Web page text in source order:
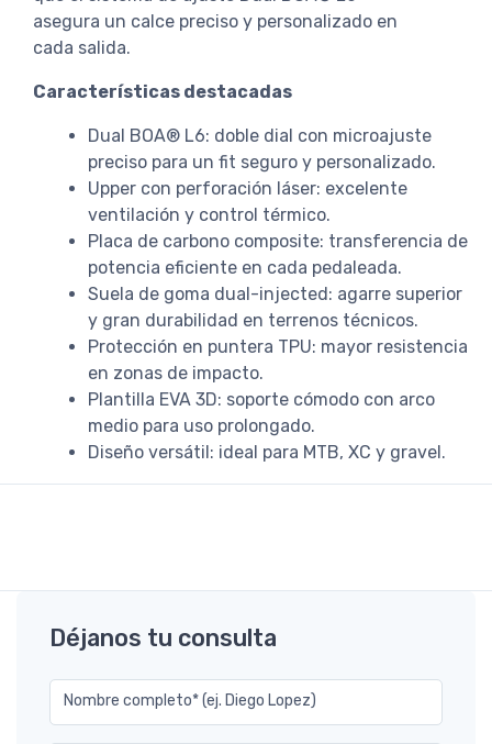
asegura un calce preciso y personalizado en
cada salida.
Características destacadas
Dual BOA® L6: doble dial con microajuste
preciso para un fit seguro y personalizado.
Upper con perforación láser: excelente
ventilación y control térmico.
Placa de carbono composite: transferencia de
potencia eficiente en cada pedaleada.
Suela de goma dual-injected: agarre superior
y gran durabilidad en terrenos técnicos.
Protección en puntera TPU: mayor resistencia
en zonas de impacto.
Plantilla EVA 3D: soporte cómodo con arco
medio para uso prolongado.
Diseño versátil: ideal para MTB, XC y gravel.
Déjanos tu consulta
Nombre completo* (ej. Diego Lopez)